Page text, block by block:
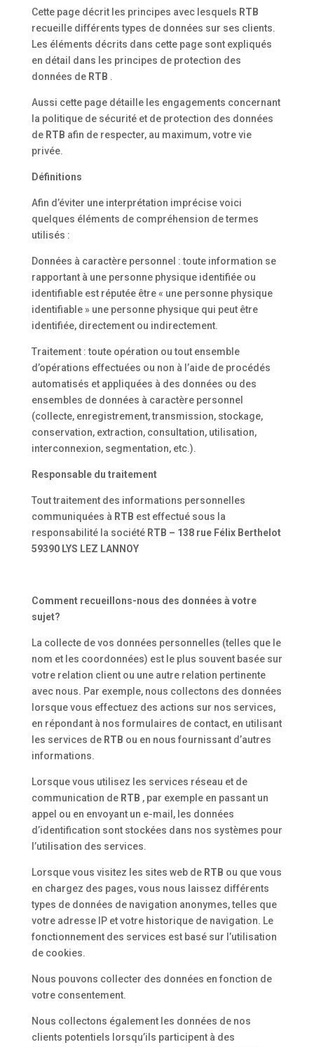
Cette page décrit les principes avec lesquels RTB
recueille différents types de données sur ses clients.
Les éléments décrits dans cette page sont expliqués
en détail dans les principes de protection des
données de RTB .
Aussi cette page détaille les engagements concernant
la politique de sécurité et de protection des données
de RTB afin de respecter, au maximum, votre vie
privée.
Définitions
Afin d’éviter une interprétation imprécise voici
quelques éléments de compréhension de termes
utilisés :
Données à caractère personnel : toute information se
rapportant à une personne physique identifiée ou
identifiable est réputée être « une personne physique
identifiable » une personne physique qui peut être
identifiée, directement ou indirectement.
Traitement : toute opération ou tout ensemble
d’opérations effectuées ou non à l’aide de procédés
automatisés et appliquées à des données ou des
ensembles de données à caractère personnel
(collecte, enregistrement, transmission, stockage,
conservation, extraction, consultation, utilisation,
interconnexion, segmentation, etc.).
Responsable du traitement
Tout traitement des informations personnelles
communiquées à RTB est effectué sous la
responsabilité la société RTB – 138 rue Félix Berthelot
59390 LYS LEZ LANNOY
Comment recueillons-nous des données à votre
sujet?
La collecte de vos données personnelles (telles que le
nom et les coordonnées) est le plus souvent basée sur
votre relation client ou une autre relation pertinente
avec nous. Par exemple, nous collectons des données
lorsque vous effectuez des actions sur nos services,
en répondant à nos formulaires de contact, en utilisant
les services de RTB ou en nous fournissant d’autres
informations.
Lorsque vous utilisez les services réseau et de
communication de RTB , par exemple en passant un
appel ou en envoyant un e-mail, les données
d’identification sont stockées dans nos systèmes pour
l’utilisation des services.
Lorsque vous visitez les sites web de RTB ou que vous
en chargez des pages, vous nous laissez différents
types de données de navigation anonymes, telles que
votre adresse IP et votre historique de navigation. Le
fonctionnement des services est basé sur l’utilisation
de cookies.
Nous pouvons collecter des données en fonction de
votre consentement.
Nous collectons également les données de nos
clients potentiels lorsqu’ils participent à des